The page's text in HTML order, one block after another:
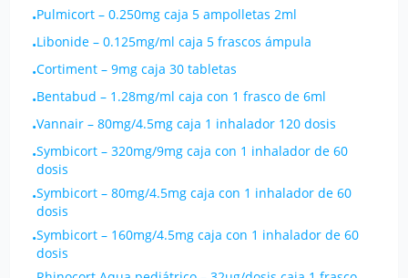
•Pulmicort –0.250mg caja 5 ampolletas 2ml
•Libonide–0.125mg/ml caja 5 frascos ámpula
•Cortiment–9mg caja 30 tabletas
•Bentabud – 1.28mg/ml caja con 1 frasco de 6ml
•Vannair –80mg/4.5mg caja 1 inhalador 120 dosis
•Symbicort–320mg/9mg caja con 1 inhalador de 60
dosis
•Symbicort–80mg/4.5mg caja con 1 inhalador de 60
dosis
•Symbicort– 160mg/4.5mg caja con 1 inhalador de 60
dosis